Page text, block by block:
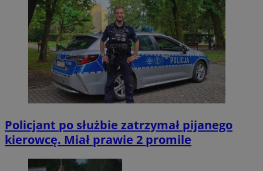
Policjant po służbie zatrzymał pijanego
kierowcę. Miał prawie 2 promile